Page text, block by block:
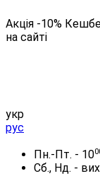
Акція -10%
на сайті
укр
рус
Пн.-Пт. - 10
Сб., Нд. -